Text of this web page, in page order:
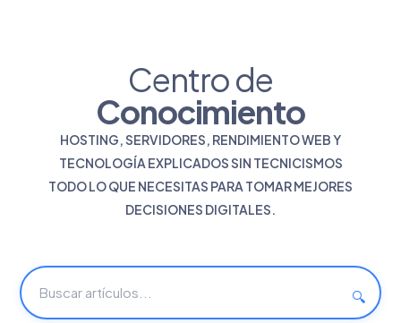
Centro de
Conocimiento
HOSTING, SERVIDORES, RENDIMIENTO WEB Y
TECNOLOGÍA EXPLICADOS SIN TECNICISMOS
TODO LO QUE NECESITAS PARA TOMAR MEJORES
DECISIONES DIGITALES.
🔍